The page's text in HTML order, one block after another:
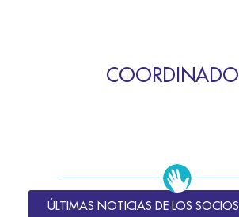
ÚLTIMAS NOTICIAS DE LOS SOCIOS